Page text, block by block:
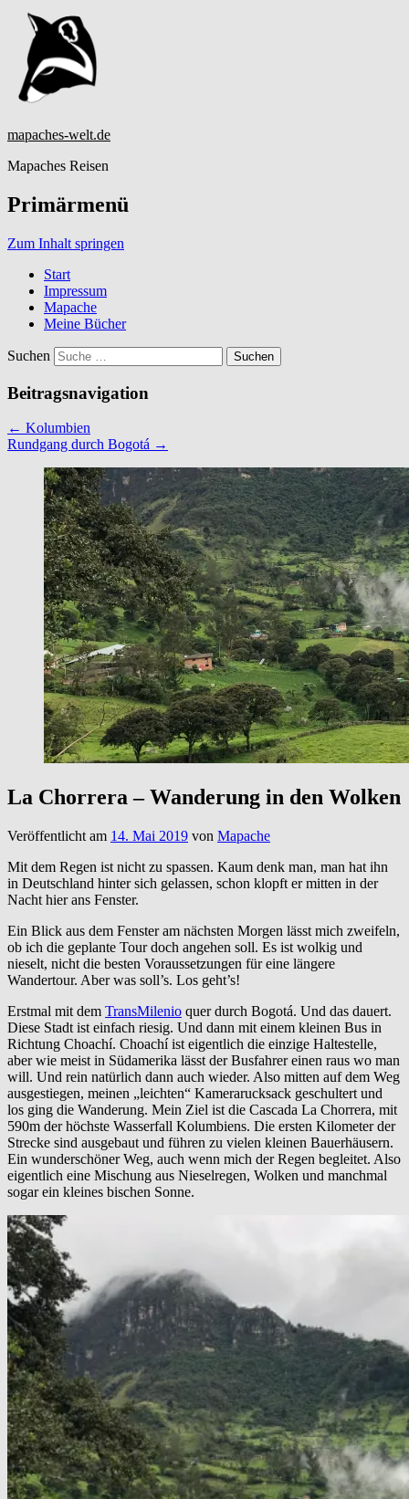
mapaches-welt.de
Mapaches Reisen
Primärmenü
Zum Inhalt springen
Start
Impressum
Mapache
Meine Bücher
Suchen
Beitragsnavigation
← Kolumbien
Rundgang durch Bogotá →
La Chorrera – Wanderung in den Wolken
Veröffentlicht am 14. Mai 2019 von Mapache
Mit dem Regen ist nicht zu spassen. Kaum denk man, man hat ihn
in Deutschland hinter sich gelassen, schon klopft er mitten in der
Nacht hier ans Fenster.
Ein Blick aus dem Fenster am nächsten Morgen lässt mich zweifeln,
ob ich die geplante Tour doch angehen soll. Es ist wolkig und
nieselt, nicht die besten Voraussetzungen für eine längere
Wandertour. Aber was soll’s. Los geht’s!
Erstmal mit dem TransMilenio quer durch Bogotá. Und das dauert.
Diese Stadt ist einfach riesig. Und dann mit einem kleinen Bus in
Richtung Choachí. Choachí ist eigentlich die einzige Haltestelle,
aber wie meist in Südamerika lässt der Busfahrer einen raus wo man
will. Und rein natürlich dann auch wieder. Also mitten auf dem Weg
ausgestiegen, meinen „leichten“ Kamerarucksack geschultert und
los ging die Wanderung. Mein Ziel ist die Cascada La Chorrera, mit
590m der höchste Wasserfall Kolumbiens. Die ersten Kilometer der
Strecke sind ausgebaut und führen zu vielen kleinen Bauerhäusern.
Ein wunderschöner Weg, auch wenn mich der Regen begleitet. Also
eigentlich eine Mischung aus Nieselregen, Wolken und manchmal
sogar ein kleines bischen Sonne.